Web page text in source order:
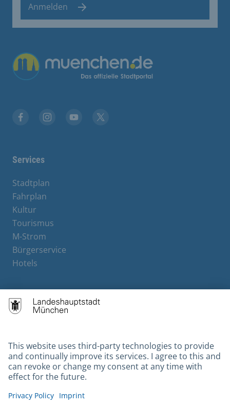
Anmelden
Übergreifende Links
Services
Stadtplan
Fahrplan
Kultur
Tourismus
M-Strom
Bürgerservice
Hotels
Contact
Gebärdensprache
Datenschutz
Kontakt